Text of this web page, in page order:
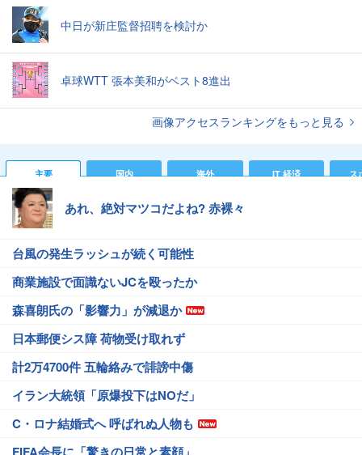
中日が新庄監督招聘を検討か
卓球WTT 張本美和がベスト8進出
画像アクセスランキングをもっと見る
主要 国内 海外 IT 経済 ス
あれ、絶対マツコだよね? 赤裸々
台風の発生ラッシュが続く可能性
商業施設で面識ないJCを殴ったか
森喜朗氏の「影響力」が減退か
日本郵便シス障 荷物受け取れず
計2万4700件 五輪絡みで誹謗中傷
イラン大統領「原爆投下はNOだ」
C・ロナ結婚式へ 呼ばれぬ人物も